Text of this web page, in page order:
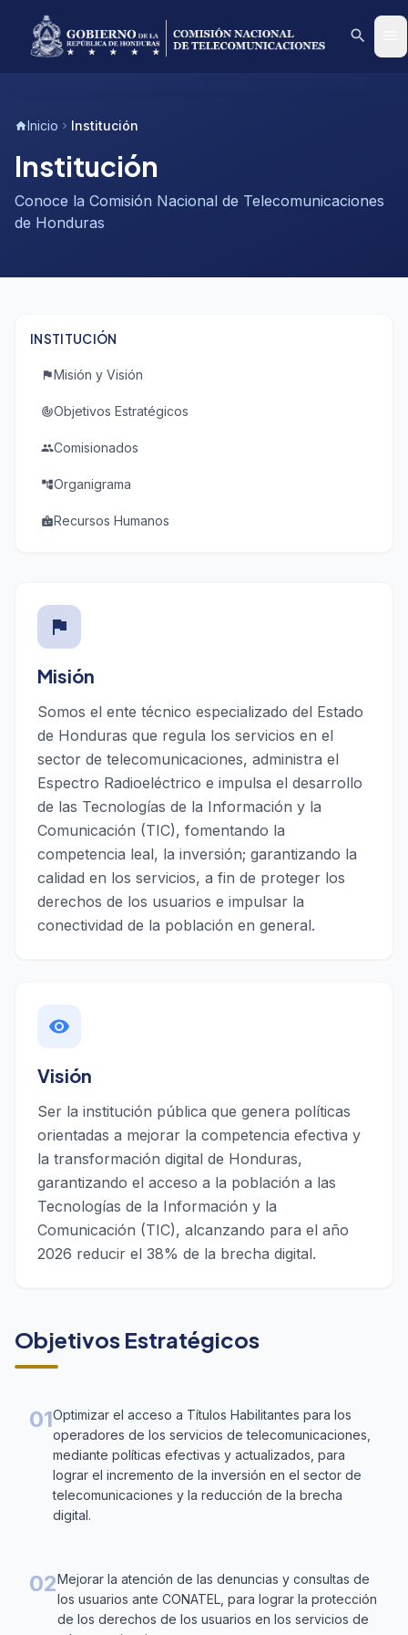
search
homeInicio chevron_right Institución
Institución
Conoce la Comisión Nacional de Telecomunicaciones
de Honduras
INSTITUCIÓN
flagMisión y Visión
track_changesObjetivos Estratégicos
peopleComisionados
account_treeOrganigrama
badgeRecursos Humanos
flag
Misión
Somos el ente técnico especializado del Estado
de Honduras que regula los servicios en el
sector de telecomunicaciones, administra el
Espectro Radioeléctrico e impulsa el desarrollo
de las Tecnologías de la Información y la
Comunicación (TIC), fomentando la
competencia leal, la inversión; garantizando la
calidad en los servicios, a fin de proteger los
derechos de los usuarios e impulsar la
conectividad de la población en general.
visibility
Visión
Ser la institución pública que genera políticas
orientadas a mejorar la competencia efectiva y
la transformación digital de Honduras,
garantizando el acceso a la población a las
Tecnologías de la Información y la
Comunicación (TIC), alcanzando para el año
2026 reducir el 38% de la brecha digital.
Objetivos Estratégicos
01Optimizar el acceso a Títulos Habilitantes para los
operadores de los servicios de telecomunicaciones,
mediante políticas efectivas y actualizados, para
lograr el incremento de la inversión en el sector de
telecomunicaciones y la reducción de la brecha
digital.
02Mejorar la atención de las denuncias y consultas de
los usuarios ante CONATEL, para lograr la protección
de los derechos de los usuarios en los servicios de